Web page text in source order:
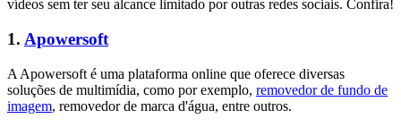
vídeos sem ter seu alcance limitado por outras redes sociais. Confira!
1. Apowersoft
A Apowersoft é uma plataforma online que oferece diversas
soluções de multimídia, como por exemplo, removedor de fundo de
imagem, removedor de marca d'água, entre outros.